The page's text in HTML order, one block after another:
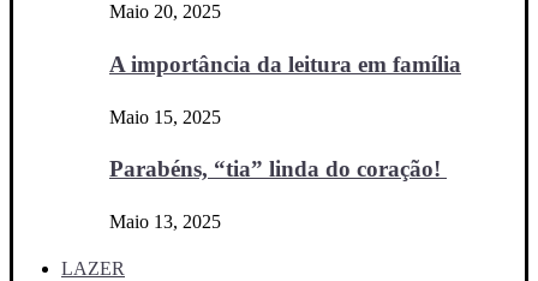
Maio 20, 2025
A importância da leitura em família
Maio 15, 2025
Parabéns, “tia” linda do coração!
Maio 13, 2025
LAZER